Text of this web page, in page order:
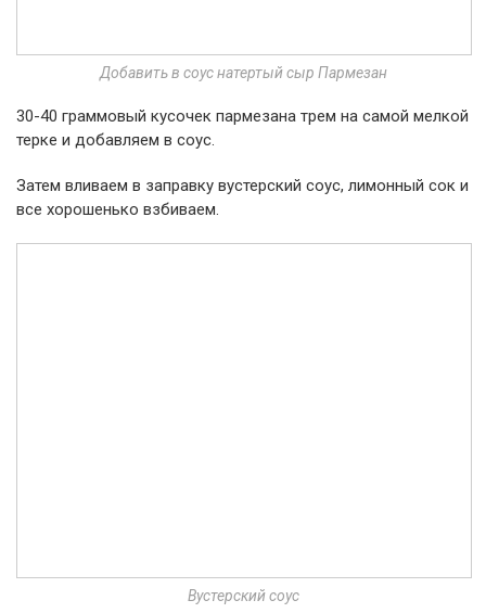
Добавить в соус натертый сыр Пармезан
30-40 граммовый кусочек пармезана трем на самой мелкой
терке и добавляем в соус.
Затем вливаем в заправку вустерский соус, лимонный сок и
все хорошенько взбиваем.
Вустерский соус